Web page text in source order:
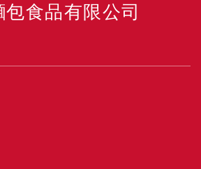
食品有限公司